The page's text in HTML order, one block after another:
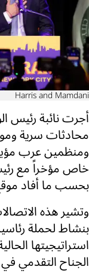
Harris and Mamdani
أجرت نائبة رئيس
محادثات سرية
ومنظمين عرب
خاص مؤخراً مع
بحسب ما أفاد
وتشير هذه
استراتيجيتها
الجناح التقدمي